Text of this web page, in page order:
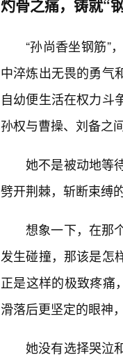
灼骨之痛，铸就“
“孙尚香坐钢筋”
中淬炼出无畏的勇气
自幼便生活在权力斗
孙权与曹操、刘备之
她不是被动地等
劈开荆棘，斩断束缚
想象一下，在那
发生碰撞，那该是怎
正是这样的极致疼痛
滑落后更坚定的眼神
她没有选择哭泣